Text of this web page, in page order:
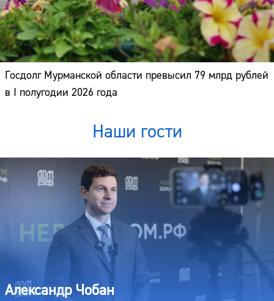
Госдолг Мурманской области превысил 79 млрд рублей
в I полугодии 2026 года
Наши гости
Александр Чобан